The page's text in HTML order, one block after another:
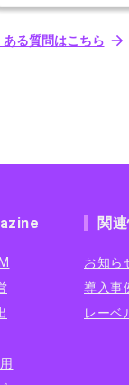
ある質問はこちら
関
お知ら
導入事
レーベ